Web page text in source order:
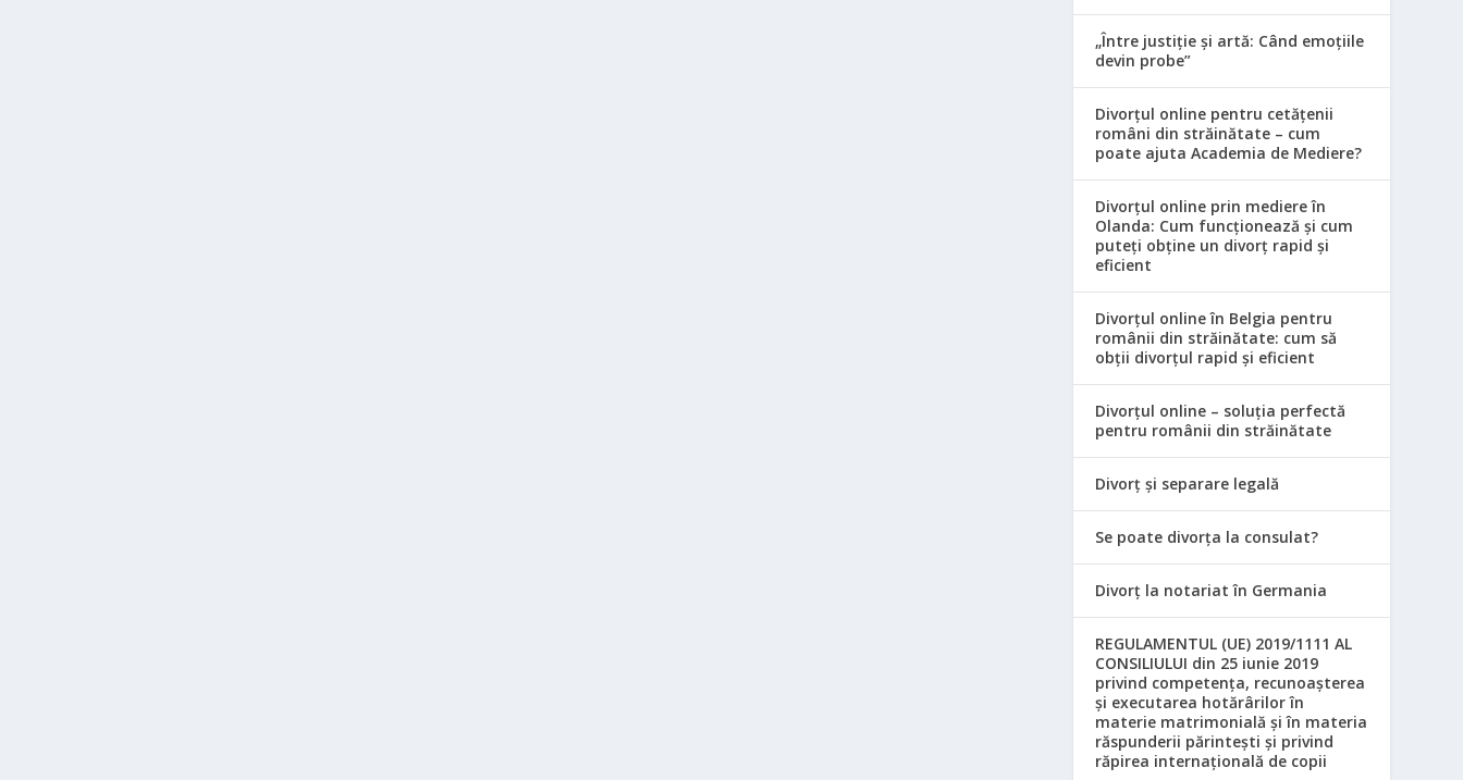
„Între justiție și artă: Când emoțiile
devin probe”
Divorțul online pentru cetățenii
români din străinătate – cum
poate ajuta Academia de Mediere?
Divorțul online prin mediere în
Olanda: Cum funcționează și cum
puteți obține un divorț rapid și
eficient
Divorțul online în Belgia pentru
românii din străinătate: cum să
obții divorțul rapid și eficient
Divorțul online – soluția perfectă
pentru românii din străinătate
Divorț și separare legală
Se poate divorța la consulat?
Divorț la notariat în Germania
REGULAMENTUL (UE) 2019/1111 AL
CONSILIULUI din 25 iunie 2019
privind competența, recunoașterea
și executarea hotărârilor în
materie matrimonială și în materia
răspunderii părintești și privind
răpirea internațională de copii